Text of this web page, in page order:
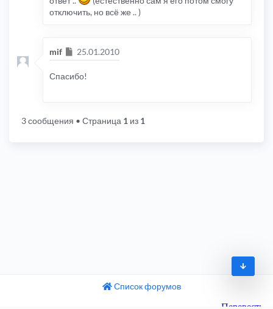
отключить, но всё же .. )
mif Сообщение
25.01.2010
Спасибо!
3 сообщения • Страница 1 из 1
Список форумов